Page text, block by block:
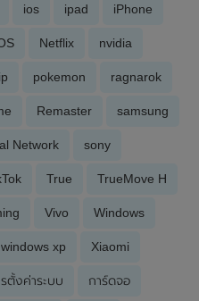
ios ipad iPhone
Netflix nvidia
pokemon ragnarok
Remaster samsung
Network sony
True TrueMove H
Vivo Windows
windows xp Xiaomi
ตั้งค่าระบบ การ์ดจอ